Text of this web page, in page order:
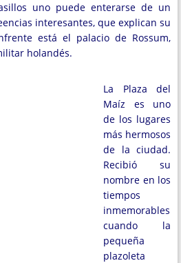
uno puede enterarse de un
interesantes, que explican su
está el palacio de Rossum,
holandés.
La Plaza del
Maíz es uno
de los lugares
más hermosos
de la ciudad.
Recibió su
nombre en los
tiempos
inmemorables
cuando la
pequeña
plazoleta